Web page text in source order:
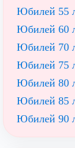
Юбилей 55
Юбилей 60
Юбилей 70
Юбилей 75
Юбилей 80
Юбилей 85
Юбилей 90